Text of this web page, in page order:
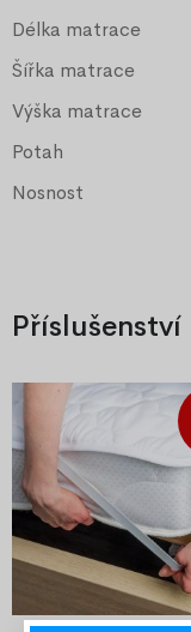
Délka matrace
Šířka matrace
Výška matrace
Potah
Nosnost
Příslušenství